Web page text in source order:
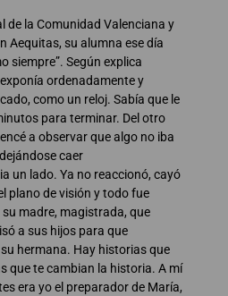
de la Comunidad Valenciana y
Aequitas, su alumna ese día
siempre”. Según explica
ordenadamente y
como un reloj. Sabía que le
para terminar. Del otro
a observar que algo no iba
caer
un lado. Ya no reaccionó, cayó
plano de visión y todo fue
madre, magistrada, que
a sus hijos para que
hermana. Hay historias que
que te cambian la historia. A mí
era yo el preparador de María,